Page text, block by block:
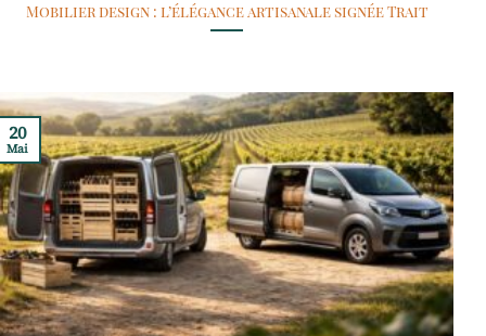
Mobilier design : l’élégance artisanale signée Trait
20
Mai